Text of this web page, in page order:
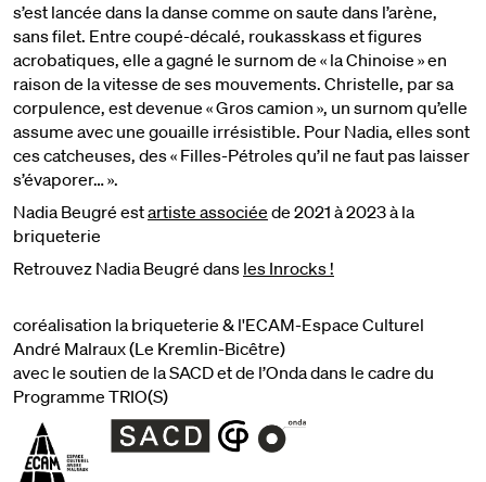
s’est lancée dans la danse comme on saute dans l’arène,
sans filet. Entre coupé-décalé, roukasskass et figures
acrobatiques, elle a gagné le surnom de « la Chinoise » en
raison de la vitesse de ses mouvements. Christelle, par sa
corpulence, est devenue « Gros camion », un surnom qu’elle
assume avec une gouaille irrésistible. Pour Nadia, elles sont
ces catcheuses, des « Filles-Pétroles qu’il ne faut pas laisser
s’évaporer… ».
Nadia Beugré estartiste associée de 2021 à 2023 à la
briqueterie
Retrouvez Nadia Beugré dans les Inrocks !
coréalisation la briqueterie & l'ECAM-Espace Culturel
André Malraux (Le Kremlin-Bicêtre)
avec le soutien de la SACD et de l’Onda dans le cadre du
Programme TRIO(S)